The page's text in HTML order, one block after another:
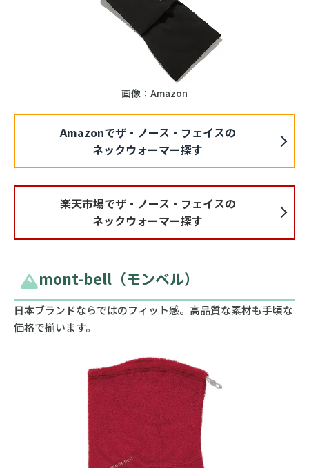
画像：Amazon
Amazonでザ・ノース・フェイスの
ネックウォーマー探す
楽天市場でザ・ノース・フェイスの
ネックウォーマー探す
mont-bell（モンベル）
日本ブランドならではのフィット感。高品質な素材も手頃な
価格で揃います。